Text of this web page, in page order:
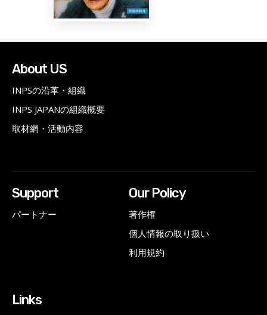
About US
INPSの沿革・組織
INPS JAPANの組織概要
取材網・活動内容
Support
パートナー
Our Policy
著作権
個人情報の取り扱い
利用規約
Links